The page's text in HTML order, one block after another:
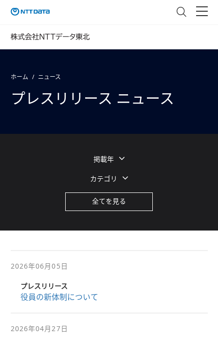
ホーム ニュース
プレスリリース ニュース
掲載年
カテゴリ
全てを見る
2026年06月05日
プレスリリース
役員の新体制について
2026年04月27日